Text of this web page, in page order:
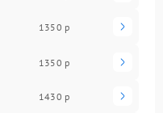
1350 р
1350 р
1430 р